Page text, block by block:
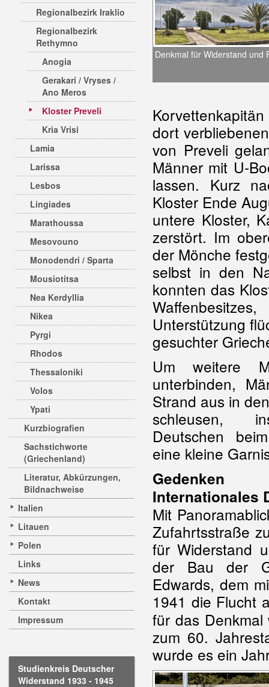
Regionalbezirk Iraklio
Regionalbezirk
Rethymno
Anogia
Gerakari / Vryses /
Ano Meros
Kloster Preveli
Kria Vrisi
Lamia
Larissa
Lesbos
Lingiades
Marathoussa
Mesovouno
Monodendri / Sparta
Mousiotitsa
Nea Kerdyllia
Nikea
Pyrgi
Rhodos
Thessaloniki
Volos
Ypati
Kurzbiografien
Sachstichworte
(Griechenland)
Literatur, Abkürzungen,
Bildnachweise
Italien
Litauen
Polen
Links
News
Kontakt
Impressum
Studienkreis Deutscher
Widerstand 1933 - 1945
Denkmal für Widerstand und
dort
von Preveli
Männer mit U-
lassen. Kurz
Kloster Ende
untere Kloster,
zerstört. Im
der Mönche
selbst in den
konnten das
Unterstützung
gesuchter
Um weitere
unterbinden,
Strand aus in
schleusen,
Deutschen
eine kleine
Gedenken
Internationales
Mit
Zufahrtsstraße
für Widerstand
der Bau der
Edwards, dem
1941 die Flucht
für das
zum 60.
wurde es ein